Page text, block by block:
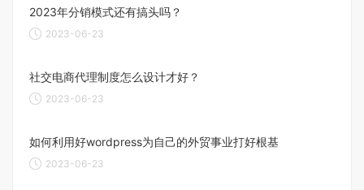
2023年分销模式还有搞头吗？
2023-06-23
社交电商代理制度怎么设计才好？
2023-06-23
如何利用好wordpress为自己的外贸事业打好根基
2023-06-23